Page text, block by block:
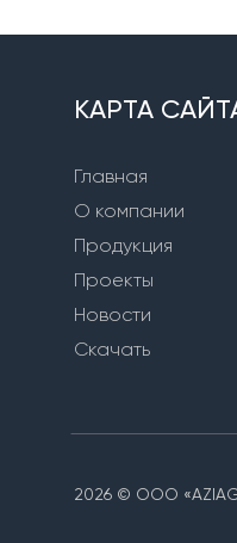
КАРТА
Главная
О компании
Продукция
Проекты
Новости
Скачать
2026 © ООО